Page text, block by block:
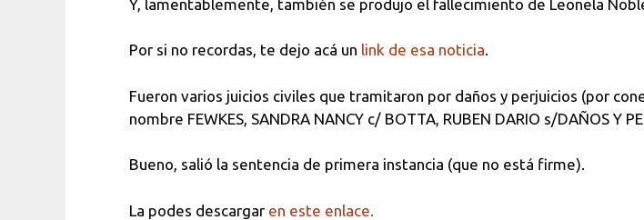
Y, lamentablemente, también se produjo el fallecimiento de Leonela
Por si no recordas, te dejo acá un link de esa noticia.
Fueron varios juicios civiles que tramitaron por daños y perjuicios (por
nombre FEWKES, SANDRA NANCY c/ BOTTA, RUBEN DARIO s/DAÑOS Y
Bueno, salió la sentencia de primera instancia (que no está firme).
La podes descargar en este enlace.